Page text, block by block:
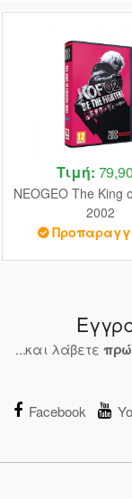
Τιμή:
NEOGEO The King
2002
...και λάβετε
Facebook